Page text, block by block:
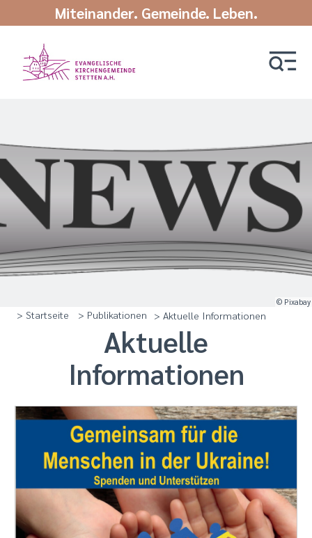
Miteinander. Gemeinde. Leben.
© Pixabay
> Startseite > Publikationen > Aktuelle Informationen
Aktuelle
Informationen